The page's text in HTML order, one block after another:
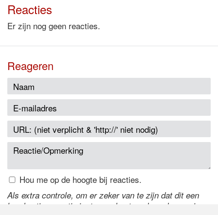
Reacties
Er zijn nog geen reacties.
Reageren
Hou me op de hoogte bij reacties.
Als extra controle, om er zeker van te zijn dat dit een
handmatige reactie is, typ onderstaande code over in